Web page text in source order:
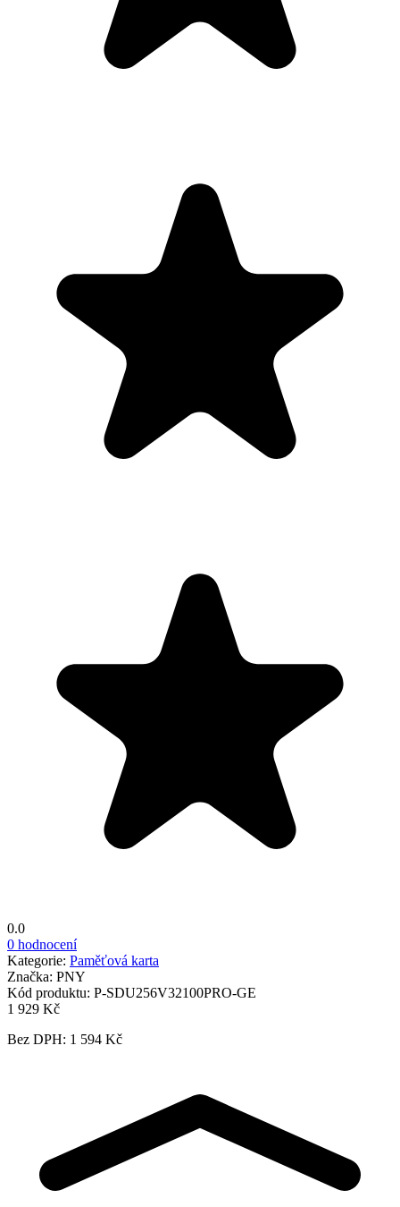
0.0
0 hodnocení
Kategorie: Paměťová karta
Značka: PNY
Kód produktu: P-SDU256V32100PRO-GE
1 929 Kč
Bez DPH: 1 594 Kč